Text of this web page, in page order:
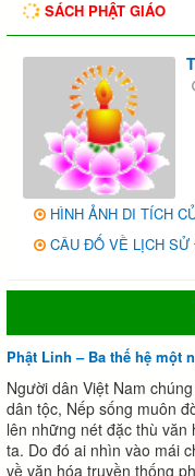
SÁCH PHẬT GIÁO
HÌNH ẢNH DI TÍCH
CÂU ĐỐ VỀ LỊCH SỬ
Phật Linh – Ba thế hệ một
Người dân Việt Nam
dân tộc, Nếp sống muôn
lên những nét đặc thù văn
ta. Do đó ai nhìn vào mái
về văn hóa truyền thống